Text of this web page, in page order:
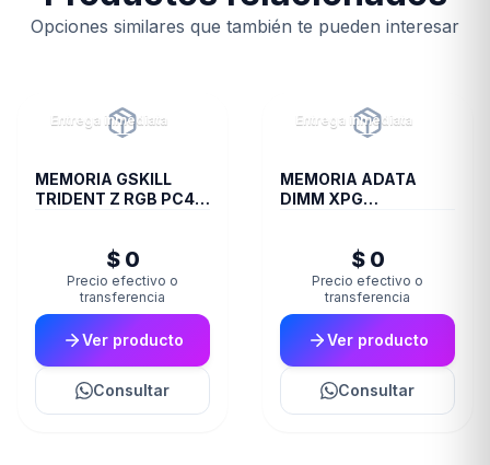
Opciones similares que también te pueden interesar
Entrega inmediata
MEMORIA GSKILL
TRIDENT Z RGB PC4
$ 0
Precio efectivo o
transferencia
Ver producto
Consultar
Entrega inmediata
MEMORIA ADATA
DIMM XPG
$ 0
Precio efectivo o
transferencia
Ver producto
Consultar